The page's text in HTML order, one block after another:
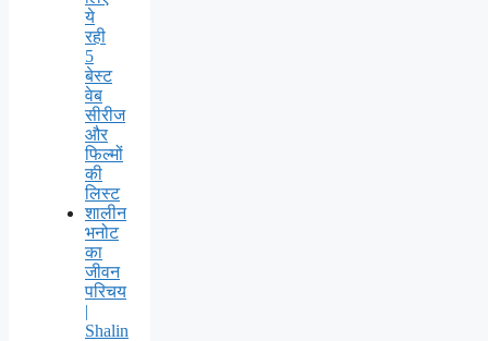
ये
रही
5
बेस्ट
वेब
सीरीज
और
फिल्मों
की
लिस्ट
शालीन
भनोट
का
जीवन
परिचय
|
Shalin